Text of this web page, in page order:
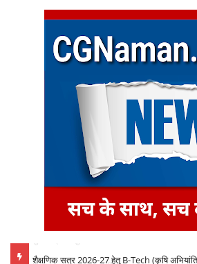
में शैक्षणिक सत्र 2026-27 हेतु B-Tech (कृषि